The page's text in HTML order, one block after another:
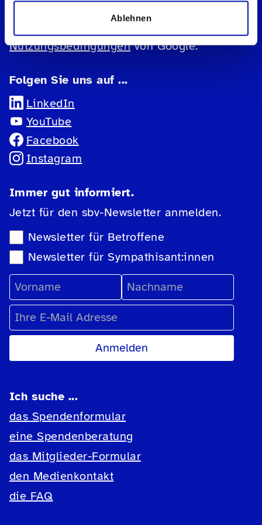
Ablehnen
geschützt und es gelten die
Datenschutzbestimmungenund
Nutzungsbedingungenvon Google.
Folgen Sie uns auf ...
LinkedIn
YouTube
Facebook
Instagram
Immer gut informiert.
Jetzt für den sbv-Newsletter anmelden.
Newsletter-Auswahl
Newsletter für Betroffene
Newsletter für Sympathisant:innen
Vorname
Nachname
E-Mail Adresse
Ich suche ...
das Spendenformular
eine Spendenberatung
das Mitglieder-Formular
den Medienkontakt
die FAQ